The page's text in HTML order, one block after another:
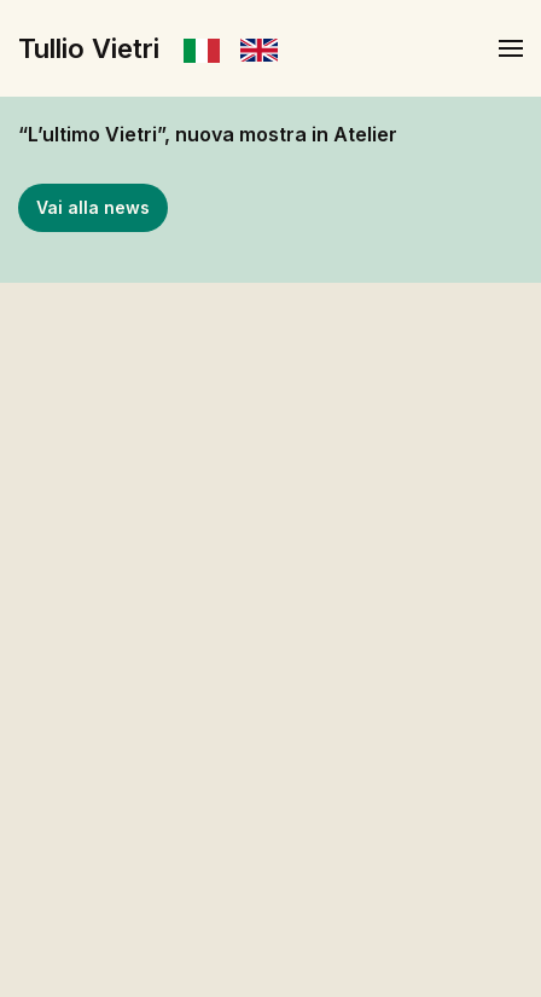
Skip to main content
Tullio Vietri
“L’ultimo Vietri”, nuova mostra in Atelier
Vai alla news